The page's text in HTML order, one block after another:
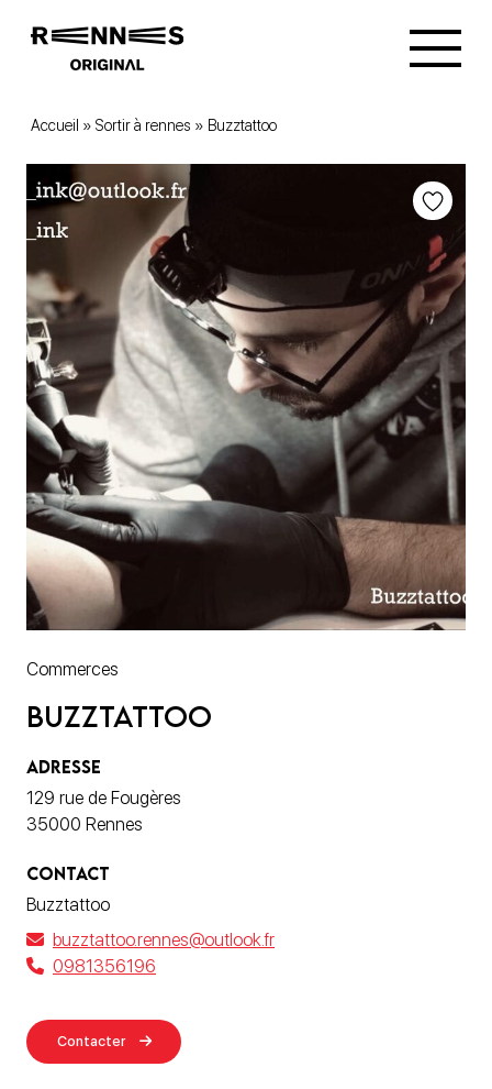
Accueil » Sortir à rennes » Buzztattoo
Commerces
Buzztattoo
ADRESSE
129 rue de Fougères
35000 Rennes
CONTACT
Buzztattoo
buzztattoo.rennes@outlook.fr
0981356196
Contacter